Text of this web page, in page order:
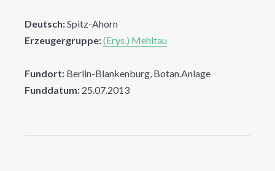
Deutsch:Spitz-Ahorn
Erzeugergruppe:(Erys.) Mehltau
Fundort: Berlin-Blankenburg, Botan.Anlage
Funddatum: 25.07.2013